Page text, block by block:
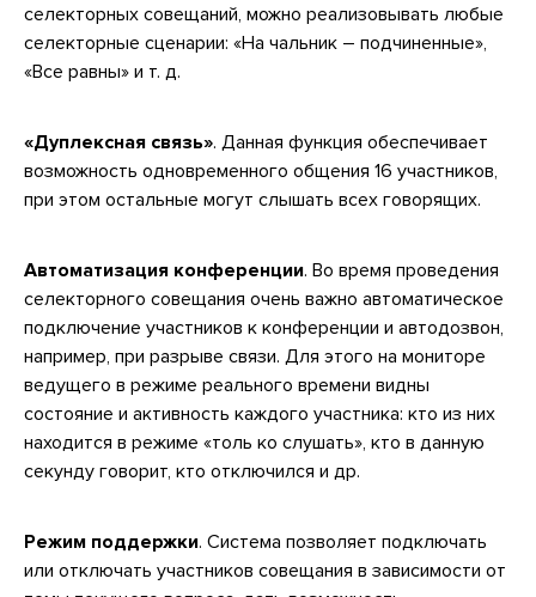
селекторных совещаний, можно реализовывать любые
селекторные сценарии: «На чальник – подчиненные»,
«Все равны» и т. д.
«Дуплексная связь». Данная функция обеспечивает
возможность одновременного общения 16 участников,
при этом остальные могут слышать всех говорящих.
Автоматизация конференции. Во время проведения
селекторного совещания очень важно автоматическое
подключение участников к конференции и автодозвон,
например, при разрыве связи. Для этого на мониторе
ведущего в режиме реального времени видны
состояние и активность каждого участника: кто из них
находится в режиме «толь ко слушать», кто в данную
секунду говорит, кто отключился и др.
Режим поддержки. Система позволяет подключать
или отключать участников совещания в зависимости от